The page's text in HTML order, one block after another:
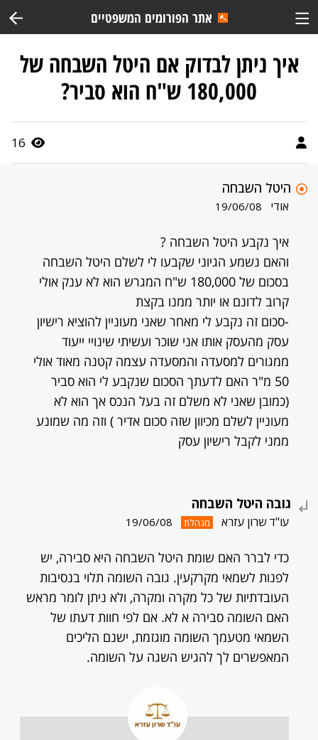
אתר הפורומים המשפטיים
איך ניתן לבדוק אם היטל השבחה של
180,000 ש"ח הוא סביר?
16
היטל השבחה
אודי 19/06/08
איך נקבע היטל השבחה ?
והאם נשמע הגיוני שקבעו לי לשלם היטל השבחה
בסכום של 180,000 ש"ח המגרש הוא לא ענק אולי
קרוב לדונם או יותר ממנו בקצת
-סכום זה נקבע לי מאחר שאני מעוניין להוציא רישיון
עסק מהעסק אותו אני שוכר ועשיתי שינויי ייעוד
ממגורים למסעדה והמסעדה עצמה קטנה מאוד אולי
50 מ"ר האם לדעתך הסכום שנקבע לי הוא סביר
(כמובן שאני לא משלם זה בעל הנכס אך הוא לא
מעוניין לשלם מכיוון שזה סכום אדיר ) וזה מה שמונע
ממני לקבל רישיון עסק
גובה היטל השבחה
עו"ד שרון עזרא מנהלת 19/06/08
כדי לברר האם שומת היטל השבחה היא סבירה, יש
לפנות לשמאי מקרקעין. גובה השומה תלוי בנסיבות
העובדתיות של כל מקרה ומקרה, ולא ניתן לומר מראש
האם השומה סבירה א לא. אם לפי חוות דעתו של
השמאי מטעמך השומה מוגזמת, ישנם הליכים
המאפשרים לך להגיש השגה על השומה.